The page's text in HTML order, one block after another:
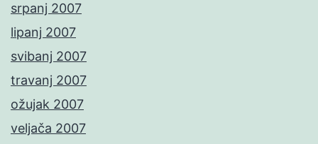
srpanj 2007
lipanj 2007
svibanj 2007
travanj 2007
ožujak 2007
veljača 2007